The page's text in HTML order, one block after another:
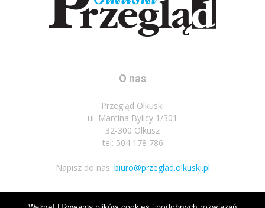
O nas
Przegląd Olkuski
ul. Marcina Bylicy 1/301
32-300 Olkusz
tel: 504 178 786
Napisz do nas: biuro@przeglad.olkuski.pl